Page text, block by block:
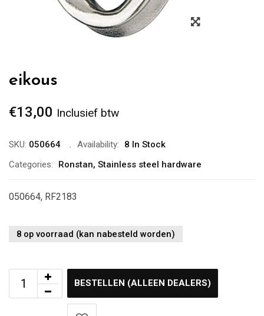
Zoom
eikous
€13,00 Inclusief btw
SKU: 050664 Availability:
8 In Stock
Categories:
Ronstan, Stainless steel hardware
050664, RF2183
8 op voorraad (kan nabesteld worden)
BESTELLEN (ALLEEN DEALERS)